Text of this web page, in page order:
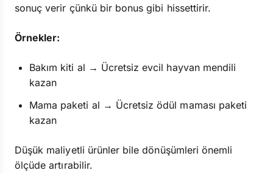
sonuç verir çünkü bir bonus gibi hissettirir.
Örnekler:
Bakım kiti al → Ücretsiz evcil hayvan mendili
kazan
Mama paketi al → Ücretsiz ödül maması paketi
kazan
Düşük maliyetli ürünler bile dönüşümleri önemli
ölçüde artırabilir.